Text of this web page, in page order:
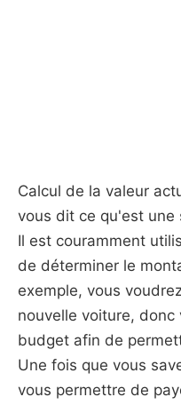
Calcul de la valeur
vous dit ce qu'est une
Il est couramment
de déterminer le
exemple, vous
nouvelle voiture, donc
budget afin de
Une fois que vous
vous permettre de